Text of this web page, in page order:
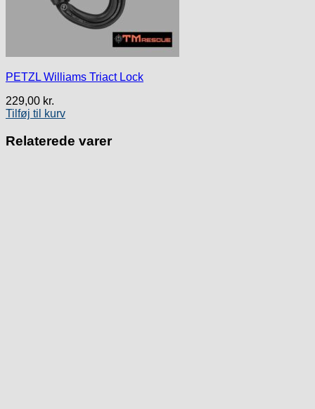
PETZL Williams Triact Lock
229,00 kr.
Tilføj til kurv
Relaterede varer